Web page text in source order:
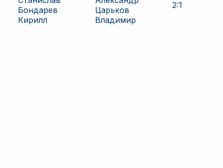
Бондарев
Кирилл
Царьков
Владимир
2:1